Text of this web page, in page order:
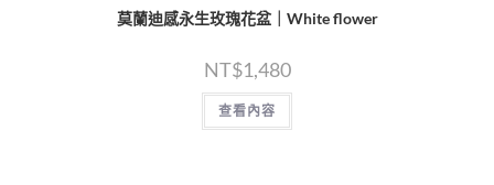
莫蘭迪感永生玫瑰花盆｜White flower
NT$1,480
查看內容